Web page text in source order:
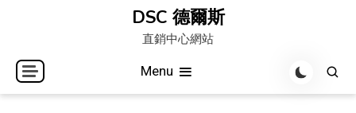
DSC 德爾斯
直銷中心網站
Menu